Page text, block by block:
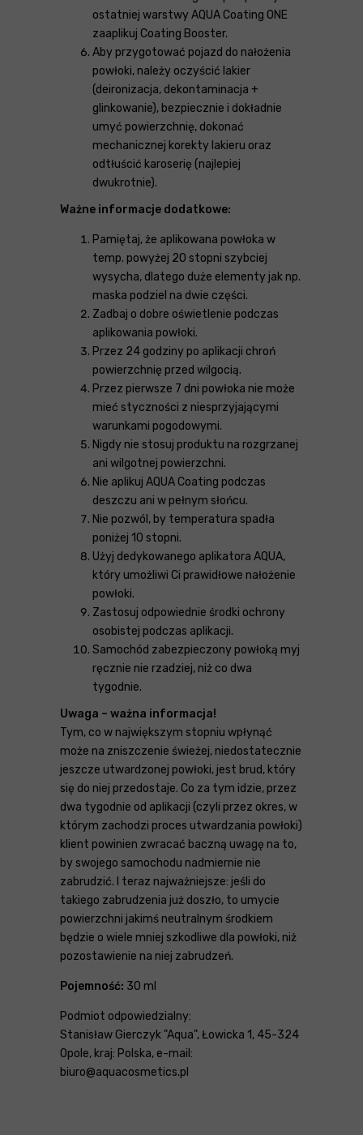
ostatniej warstwy AQUA Coating ONE
zaaplikuj Coating Booster.
Aby przygotować pojazd do nałożenia
powłoki, należy oczyścić lakier
(deironizacja, dekontaminacja +
glinkowanie), bezpiecznie i dokładnie
umyć powierzchnię, dokonać
mechanicznej korekty lakieru oraz
odtłuścić karoserię (najlepiej
dwukrotnie).
Ważne informacje dodatkowe:
Pamiętaj, że aplikowana powłoka w
temp. powyżej 20 stopni szybciej
wysycha, dlatego duże elementy jak np.
maska podziel na dwie części.
Zadbaj o dobre oświetlenie podczas
aplikowania powłoki.
Przez 24 godziny po aplikacji chroń
powierzchnię przed wilgocią.
Przez pierwsze 7 dni powłoka nie może
mieć styczności z niesprzyjającymi
warunkami pogodowymi.
Nigdy nie stosuj produktu na rozgrzanej
ani wilgotnej powierzchni.
Nie aplikuj AQUA Coating podczas
deszczu ani w pełnym słońcu.
Nie pozwól, by temperatura spadła
poniżej 10 stopni.
Użyj dedykowanego aplikatora AQUA,
który umożliwi Ci prawidłowe nałożenie
powłoki.
Zastosuj odpowiednie środki ochrony
osobistej podczas aplikacji.
Samochód zabezpieczony powłoką myj
ręcznie nie rzadziej, niż co dwa
tygodnie.
Uwaga – ważna informacja!
Tym, co w największym stopniu wpłynąć
może na zniszczenie świeżej, niedostatecznie
jeszcze utwardzonej powłoki, jest brud, który
się do niej przedostaje. Co za tym idzie, przez
dwa tygodnie od aplikacji (czyli przez okres, w
którym zachodzi proces utwardzania powłoki)
klient powinien zwracać baczną uwagę na to,
by swojego samochodu nadmiernie nie
zabrudzić. I teraz najważniejsze: jeśli do
takiego zabrudzenia już doszło, to umycie
powierzchni jakimś neutralnym środkiem
będzie o wiele mniej szkodliwe dla powłoki, niż
pozostawienie na niej zabrudzeń.
Pojemność: 30 ml
Podmiot odpowiedzialny:
Stanisław Gierczyk "Aqua", Łowicka 1, 45-324
Opole, kraj: Polska, e-mail:
biuro@aquacosmetics.pl